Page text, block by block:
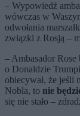
– Wypowiedź
wówczas w
odwołania
związki z Rosją –
– Ambasador
o Donaldzie
obiecywał, że jeśli
Nobla, to nie
się nie stało –